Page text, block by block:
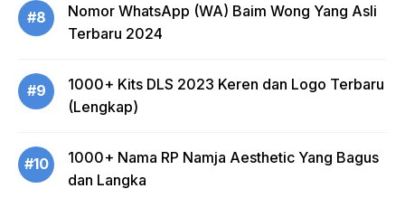
#8
Nomor WhatsApp (WA) Baim Wong Yang Asli
Terbaru 2024
#9
1000+ Kits DLS 2023 Keren dan Logo Terbaru
(Lengkap)
#10
1000+ Nama RP Namja Aesthetic Yang Bagus
dan Langka